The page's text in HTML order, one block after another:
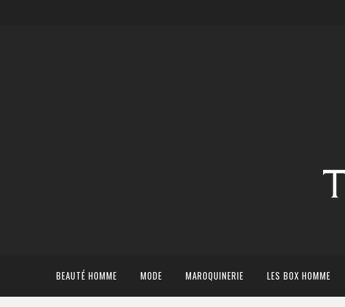
BEAUTÉ HOMME MODE MAROQUINERIE LES BOX HOMME